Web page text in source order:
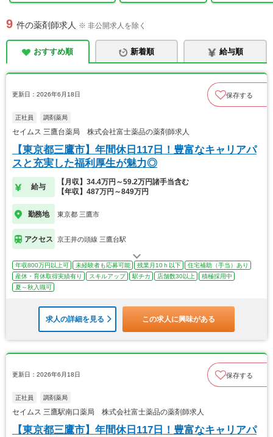
9 件の薬剤師求人 ※ 非公開求人を除く
おすすめ順 新着順 給与順
更新日：2026年6月18日 保存する
正社員 調剤薬局
セイムス 三鷹台薬局 株式会社富士薬品の薬剤師求人
【東京都三鷹市】年間休日117日！豊富なキャリアパ
スと充実した福利厚生が魅力◎
給与
【月収】34.4万円～59.2万円諸手当含む
【年収】487万円～849万円
勤務地 東京都 三鷹市
アクセス 京王井の頭線 三鷹台駅
年収800万円以上可 未経験者も応募可能 残業月10ｈ以下
住宅補助（手当）あり
産休・育休取得実績有り
スキルアップ 駅チカ 店舗数30以上
積極採用中
夏～秋入職可
求人の詳細を見る この求人に興味がある
更新日：2026年6月18日 保存する
正社員 調剤薬局
セイムス 三鷹駅南口薬局 株式会社富士薬品の薬剤師求人
【東京都三鷹市】年間休日117日！豊富なキャリアパ